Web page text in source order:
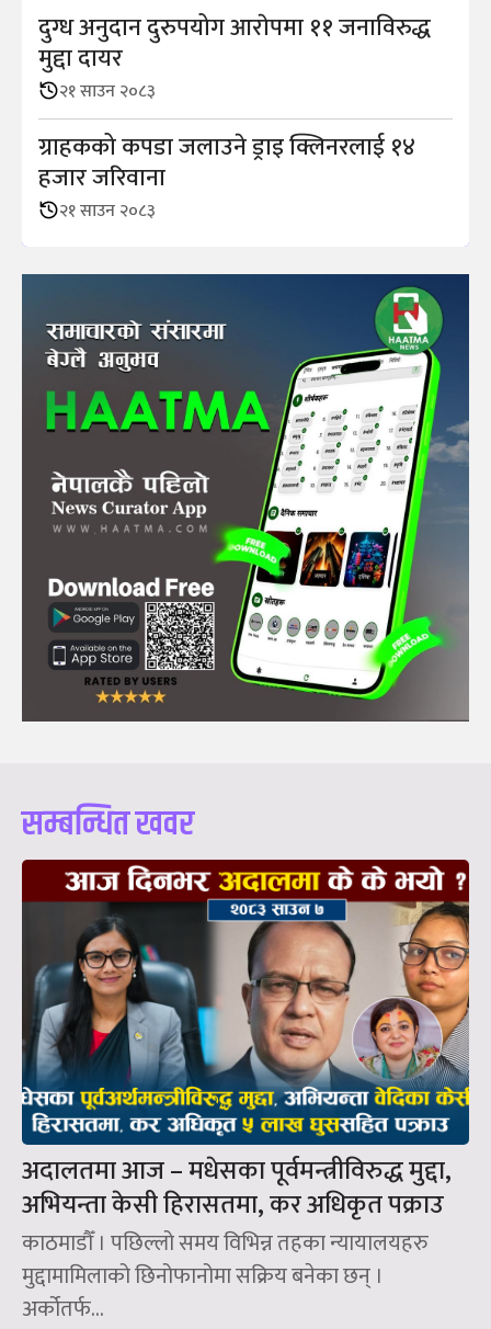
दुग्ध अनुदान दुरुपयोग आराेपमा ११ जनाविरुद्ध
मुद्दा दायर
२१ साउन २०८३
ग्राहकको कपडा जलाउने ड्राइ क्लिनरलाई १४
हजार जरिवाना
२१ साउन २०८३
सम्बन्धित खवर
अदालतमा आज – मधेसका पूर्वमन्त्रीविरुद्ध मुद्दा,
अभियन्ता केसी हिरासतमा, कर अधिकृत पक्राउ
काठमाडौँ । पछिल्लो समय विभिन्न तहका न्यायालयहरु
मुद्दामामिलाको छिनोफानोमा सक्रिय बनेका छन् ।
अर्कोतर्फ...